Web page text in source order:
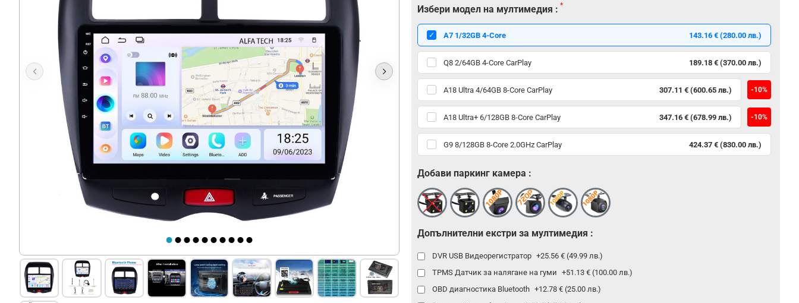
Избери модел на мултимедия :
А7 1/32GB 4-Core 143.16 € (280.00 лв.)
Q8 2/64GB 4-Core CarPlay 189.18 € (370.00 лв.)
A18 Ultra 4/64GB 8-Core CarPlay 307.11 € (600.65 лв.) -10%
A18 Ultra+ 6/128GB 8-Core CarPlay 347.16 € (678.99 лв.) -10%
G9 8/128GB 8-Core 2.0GHz CarPlay 424.37 € (830.00 лв.)
Добави паркинг камера :
Допълнителни екстри за мултимедия :
DVR USB Видеорегистратор +25.56 € (49.99 лв.)
TPMS Датчик за налягане на гуми +51.13 € (100.00 лв.)
OBD диагностика Bluetooth +12.78 € (25.00 лв.)